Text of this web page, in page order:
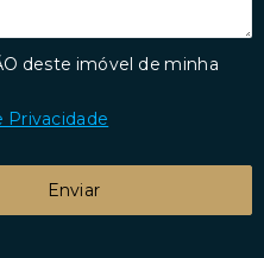
deste imóvel de minha
Privacidade
Enviar